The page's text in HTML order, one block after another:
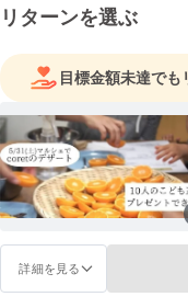
リターンを選ぶ
目標金額未達で
詳細を見る